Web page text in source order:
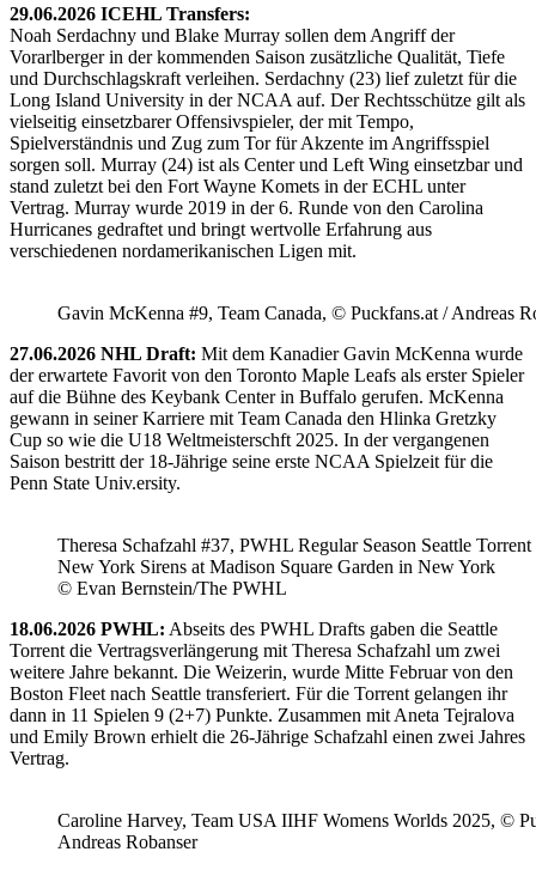
29.06.2026 ICEHL Transfers:
Noah Serdachny und Blake Murray sollen dem Angriff der
Vorarlberger in der kommenden Saison zusätzliche Qualität, Tiefe
und Durchschlagskraft verleihen. Serdachny (23) lief zuletzt für die
Long Island University in der NCAA auf. Der Rechtsschütze gilt als
vielseitig einsetzbarer Offensivspieler, der mit Tempo,
Spielverständnis und Zug zum Tor für Akzente im Angriffsspiel
sorgen soll. Murray (24) ist als Center und Left Wing einsetzbar und
stand zuletzt bei den Fort Wayne Komets in der ECHL unter
Vertrag. Murray wurde 2019 in der 6. Runde von den Carolina
Hurricanes gedraftet und bringt wertvolle Erfahrung aus
verschiedenen nordamerikanischen Ligen mit.
Gavin McKenna #9, Team Canada, © Puckfans.at / Andreas
27.06.2026 NHL Draft: Mit dem Kanadier Gavin McKenna wurde
der erwartete Favorit von den Toronto Maple Leafs als erster Spieler
auf die Bühne des Keybank Center in Buffalo gerufen. McKenna
gewann in seiner Karriere mit Team Canada den Hlinka Gretzky
Cup so wie die U18 Weltmeisterschft 2025. In der vergangenen
Saison bestritt der 18-Jährige seine erste NCAA Spielzeit für die
Penn State Univ.ersity.
Theresa Schafzahl #37, PWHL Regular Season Seattle Torrent
New York Sirens at Madison Square Garden in New York
© Evan Bernstein/The PWHL
18.06.2026 PWHL: Abseits des PWHL Drafts gaben die Seattle
Torrent die Vertragsverlängerung mit Theresa Schafzahl um zwei
weitere Jahre bekannt. Die Weizerin, wurde Mitte Februar von den
Boston Fleet nach Seattle transferiert. Für die Torrent gelangen ihr
dann in 11 Spielen 9 (2+7) Punkte. Zusammen mit Aneta Tejralova
und Emily Brown erhielt die 26-Jährige Schafzahl einen zwei Jahres
Vertrag.
Caroline Harvey, Team USA IIHF Womens Worlds 2025, ©
Andreas Robanser